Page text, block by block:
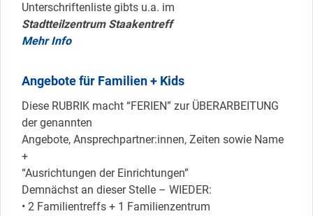
Unterschriftenliste gibts u.a. im
Stadtteilzentrum Staakentreff
Mehr Info
Angebote für Familien + Kids
Diese RUBRIK macht “FERIEN” zur ÜBERARBEITUNG
der genannten
Angebote, Ansprechpartner:innen, Zeiten sowie Name
+
“Ausrichtungen der Einrichtungen”
Demnächst an dieser Stelle – WIEDER:
• 2 Familientreffs + 1 Familienzentrum